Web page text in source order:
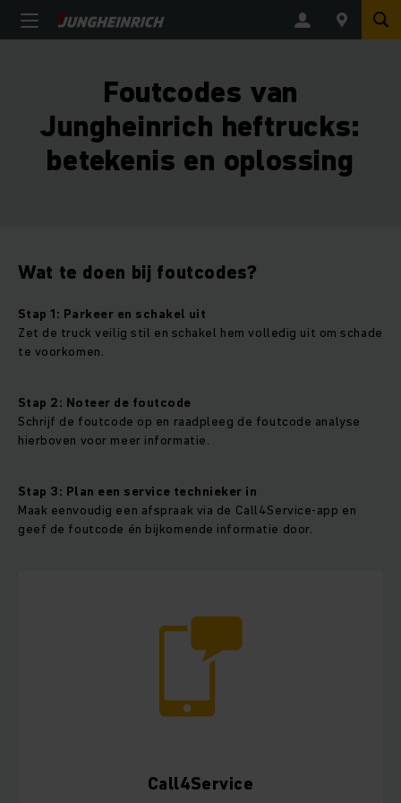
Foutcodes van
Jungheinrich heftrucks:
betekenis en oplossing
Wat te doen bij foutcodes?
Stap 1: Parkeer en schakel uit
Zet de truck veilig stil en schakel hem volledig uit om schade
te voorkomen.
Stap 2: Noteer de foutcode
Schrijf de foutcode op en raadpleeg de foutcode analyse
hierboven voor meer informatie.
Stap 3: Plan een service technieker in
Maak eenvoudig een afspraak via de Call4Service-app en
geef de foutcode én bijkomende informatie door.
Call4Service